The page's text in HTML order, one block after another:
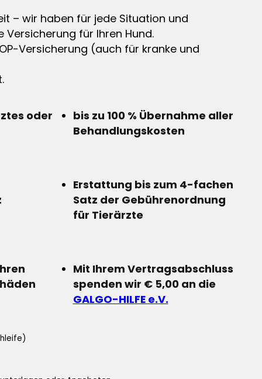
– wir haben für jede Situation und
Versicherung für Ihren Hund.
Versicherung (auch für kranke und
oder
bis zu 100 % Übernahme aller
Behandlungskosten
Erstattung bis zum 4-fachen
Satz der Gebührenordnung
für Tierärzte
Mit Ihrem Vertragsabschluss
spenden wir € 5,00 an die
GALGO-HILFE e.V.